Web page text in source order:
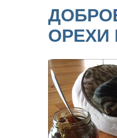
ОРЕХИ